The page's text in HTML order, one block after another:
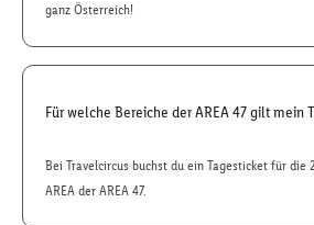
ganz Österreich!
Für welche Bereiche der AREA 47 gilt mein
Bei Travelcircus buchst du ein Tagesticket für die
AREA der AREA 47.